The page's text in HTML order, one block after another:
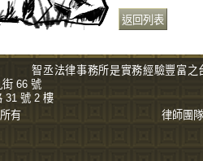
智丞法律事務所是實務經驗豐富之
66 號
31 號 2 樓
權所有 律師團隊